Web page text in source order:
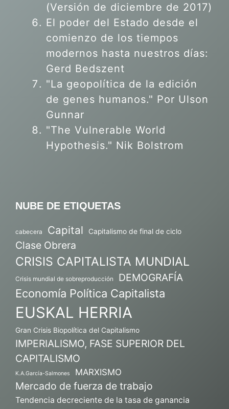
(Versión de diciembre de 2017)
El poder del Estado desde el
comienzo de los tiempos
modernos hasta nuestros días:
Gerd Bedszent
"La geopolítica de la edición
de genes humanos." Por Ulson
Gunnar
"The Vulnerable World
Hypothesis." Nik Bolstrom
NUBE DE ETIQUETAS
cabecera Capital Capitalismo de final de ciclo
Clase Obrera
CRISIS CAPITALISTA MUNDIAL
Crisis mundial de sobreproducción DEMOGRAFÍA
Economía Política Capitalista
EUSKAL HERRIA
Gran Crisis Biopolítica del Capitalismo
IMPERIALISMO, FASE SUPERIOR DEL
CAPITALISMO
K.A.García-Salmones MARXISMO
Mercado de fuerza de trabajo
Tendencia decreciente de la tasa de ganancia